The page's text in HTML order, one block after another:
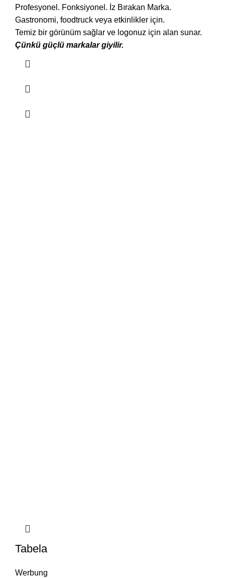
Profesyonel. Fonksiyonel. İz Bırakan Marka.
Gastronomi, foodtruck veya etkinlikler için.
Temiz bir görünüm sağlar ve logonuz için alan sunar.
Çünkü güçlü markalar giyilir.
Tabela
Werbung